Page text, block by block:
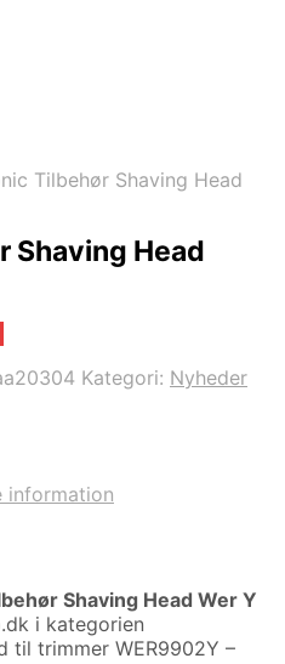
Tilbehør Shaving Head
Shaving Head
Kategori: Nyheder
information
Shaving Head Wer Y
i kategorien
til trimmer WER9902Y –